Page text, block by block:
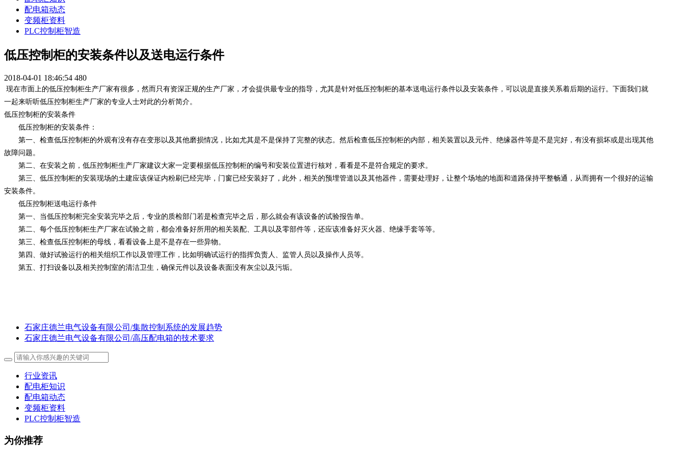
配电箱动态
变频柜资料
PLC控制柜智造
低压控制柜的安装条件以及送电运行条件
2018-04-01 18:46:54 480
现在市面上的低压控制柜生产厂家有很多，然而只有资深正规的生产厂家，才会提供最专业的指导，尤其是针对低压控制柜的基本送电运行条件以及安装条件，可以说是直接关系着后期的运行。下面我们就
一起来听听低压控制柜生产厂家的专业人士对此的分析简介。
低压控制柜的安装条件
低压控制柜的安装条件：
第一、检查低压控制柜的外观有没有存在变形以及其他磨损情况，比如尤其是不是保持了完整的状态。然后检查低压控制柜的内部，相关装置以及元件、绝缘器件等是不是完好，有没有损坏或是出现其他
故障问题。
第二、在安装之前，低压控制柜生产厂家建议大家一定要根据低压控制柜的编号和安装位置进行核对，看看是不是符合规定的要求。
第三、低压控制柜的安装现场的土建应该保证内粉刷已经完毕，门窗已经安装好了，此外，相关的预埋管道以及其他器件，需要处理好，让整个场地的地面和道路保持平整畅通，从而拥有一个很好的运输
安装条件。
低压控制柜送电运行条件
第一、当低压控制柜完全安装完毕之后，专业的质检部门若是检查完毕之后，那么就会有该设备的试验报告单。
第二、每个低压控制柜生产厂家在试验之前，都会准备好所用的相关装配、工具以及零部件等，还应该准备好灭火器、绝缘手套等等。
第三、检查低压控制柜的母线，看看设备上是不是存在一些异物。
第四、做好试验运行的相关组织工作以及管理工作，比如明确试运行的指挥负责人、监管人员以及操作人员等。
第五、打扫设备以及相关控制室的清洁卫生，确保元件以及设备表面没有灰尘以及污垢。
石家庄德兰电气设备有限公司/集散控制系统的发展趋势
石家庄德兰电气设备有限公司/高压配电箱的技术要求
行业资讯
配电柜知识
配电箱动态
变频柜资料
PLC控制柜智造
为你推荐